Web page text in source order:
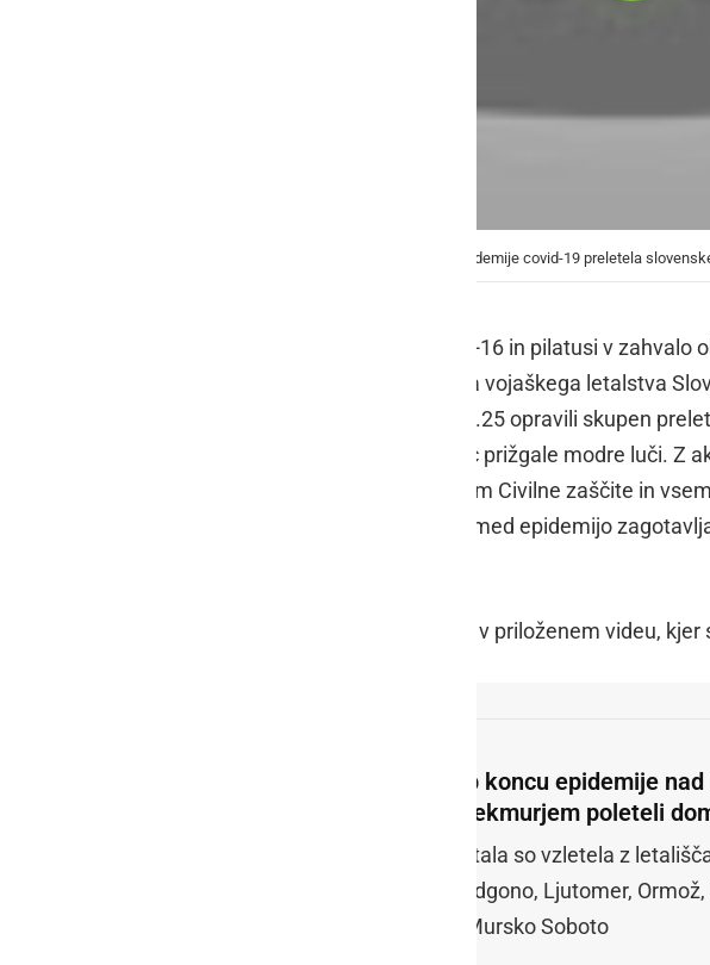
Letala F-16 in pilatusi bodo v zahvalo ob koncu epidemije covid-19 preletela
V ponedeljek, 1. junija, bodo letala F-16 in pilatusi v
slovenske kraje. Pripadniki 15. polka vojaškega letalstva
letalstva ZDA bodo med 13.10 in 14.25 opravili skupen
Policije v neposredni bližini bolnišnic prižgale modre luči. Z
zdravstvenim delavcem, pripadnikom Civilne zaščite in
zaščite in reševanja ter vsem, ki so med epidemijo
Polet ste lahko spremljali tudi v živo v priloženem videu,
Ob koncu epidemije
Prekmurjem poleteli
Letala so vzletela z
Radgono, Ljutomer,
v Mursko Soboto